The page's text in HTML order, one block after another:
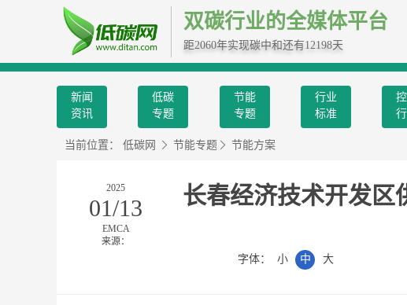
双碳行业的全媒体平台
距2060年实现碳中和还有12198天
新闻
资讯
低碳
专题
节能
专题
行业
标准
当前位置： 低碳网 节能专题 节能方案
2025
01/13
EMCA
来源：
长春经济技术开发区
字体： 小 中 大